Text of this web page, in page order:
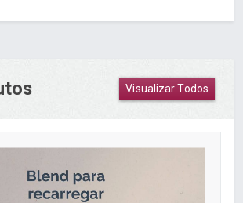
Visualizar Todos